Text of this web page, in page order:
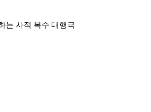
는 사적 복수 대행극